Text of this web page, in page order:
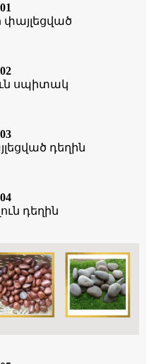
սպիտակ
դեղին
դեղին